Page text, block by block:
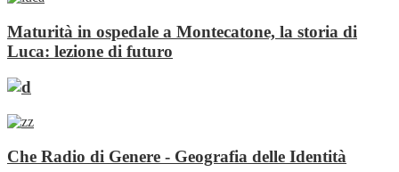
Maturità in ospedale a Montecatone, la storia di
Luca: lezione di futuro
Che Radio di Genere - Geografia delle Identità